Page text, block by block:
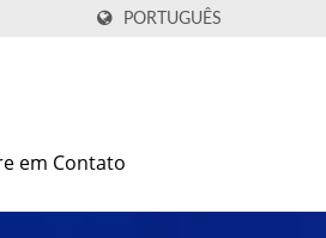
PORTUGUÊS
em Contato